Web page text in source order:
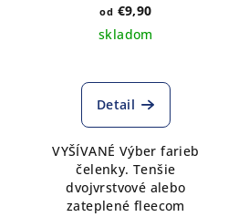
modrý - výber farieb
od €9,90
skladom
Detail
VYŠÍVANÉ Výber farieb
čelenky. Tenšie
dvojvrstvové alebo
zateplené fleecom